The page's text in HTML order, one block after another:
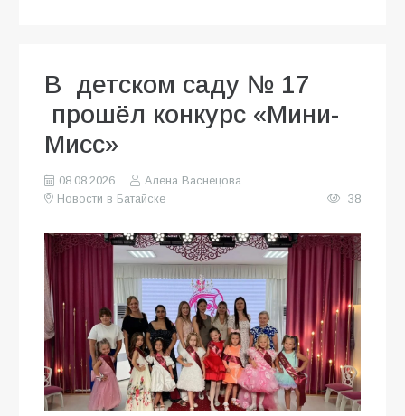
В детском саду № 17
прошёл конкурс «Мини-
Мисс»
08.08.2026
Алена Васнецова
Новости в Батайске
38